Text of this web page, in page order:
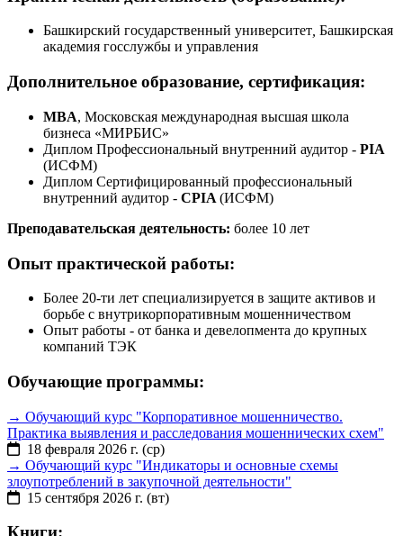
Башкирский государственный университет Башкирская
академия госслужбы и управления
Дополнительное образование, сертификация:
MBA, Московская международная высшая школа
бизнеса «МИРБИС»
Диплом Профессиональный внутренний аудитор - PIA
(ИСФМ)
Диплом Сертифицированный профессиональный
внутренний аудитор - CPIA (ИСФМ)
Преподавательская деятельность: более 10 лет
Опыт практической работы:
Более 20-ти лет специализируется в защите активов и
борьбе с внутрикорпоративным мошенничеством
Опыт работы - от банка и девелопмента до крупных
компаний ТЭК
Обучающие программы:
→ Обучающий курс "Корпоративное мошенничество.
Практика выявления и расследования мошеннических схем"
18 февраля 2026 г. (ср)
→ Обучающий курс "Индикаторы и основные схемы
злоупотреблений в закупочной деятельности"
15 сентября 2026 г. (вт)